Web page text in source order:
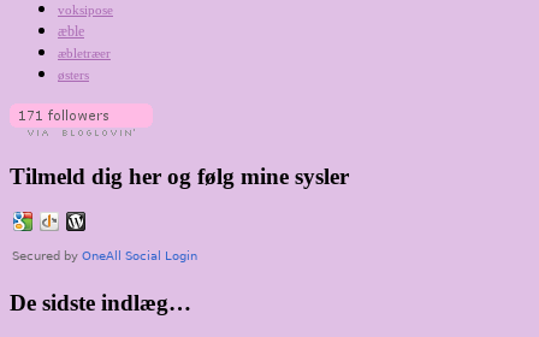
voksipose
æble
æbletræer
østers
Tilmeld dig her og følg mine sysler
De sidste indlæg…